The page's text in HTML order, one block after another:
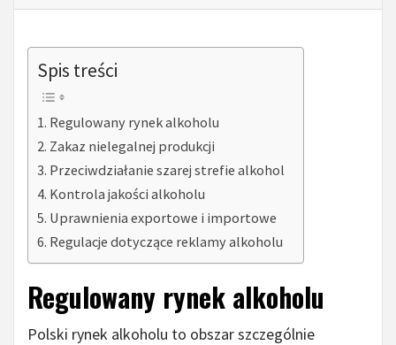
Spis treści
Regulowany rynek alkoholu
Zakaz nielegalnej produkcji
Przeciwdziałanie szarej strefie alkohol
Kontrola jakości alkoholu
Uprawnienia exportowe i importowe
Regulacje dotyczące reklamy alkoholu
Regulowany rynek alkoholu
Polski rynek alkoholu to obszar szczególnie